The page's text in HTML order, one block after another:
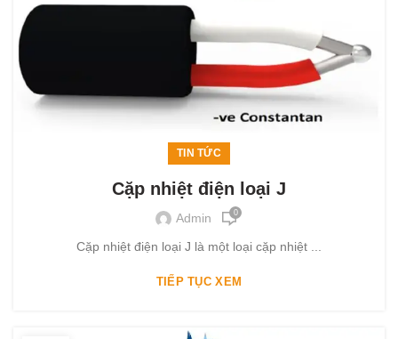
TIN TỨC
Cặp nhiệt điện loại J
Admin 0
Cặp nhiệt điện loại J là một loại cặp nhiệt ...
TIẾP TỤC XEM